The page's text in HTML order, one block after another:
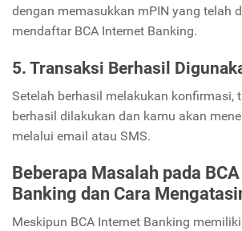
dengan memasukkan mPIN yang telah
mendaftar BCA Internet Banking.
5. Transaksi Berhasil
Setelah berhasil melakukan konfirmasi,
berhasil dilakukan dan kamu akan
melalui email atau SMS.
Beberapa Masalah pada
Banking dan Cara
Meskipun BCA Internet Banking